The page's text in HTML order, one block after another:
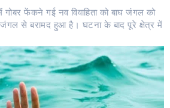
फेंकने गई नव विवाहिता को बाघ जंगल को
से बरामद हुआ है। घटना के बाद पूरे क्षेत्र में